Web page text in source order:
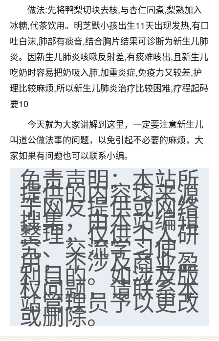
做法:先将鸭梨切块去核,与杏仁同煮,梨熟加入
冰糖,代茶饮用。明芝默小孩出生11天出现发热,有口
吐白沫,肺部有痰音,结合胸片结果可诊断为新生儿肺
炎。因新生儿肺炎咳嗽反射差,有痰难咳出,且新生儿
吃奶时容易把奶吸入肺,加重炎症,免疫力又较差,护
理比较麻烦,所以新生儿肺炎治疗比较困难,疗程起码
要10
今天就为大家讲解到这里，一定要注意新生儿
叫道公做法事的问题，以免引起不必要的麻烦，大
家如果有问题也可以联系小编。
免责声明：本站所
提供的内容均来源
于网友提供或网络
搜集，由本站编辑
整理，仅供个人研
究、交流学习使
用，不涉及商业盈
利目的。如涉及版
权问题，请联系本
站管理员予以更改
或删除。
优秀的张同学
老师收徒吗？？我对这些很感兴趣
2天前 来自山西 15